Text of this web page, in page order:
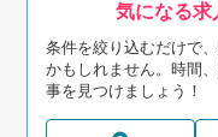
気になる求
条件を絞り込むだけで
かもしれません。時間
事を見つけましょう！